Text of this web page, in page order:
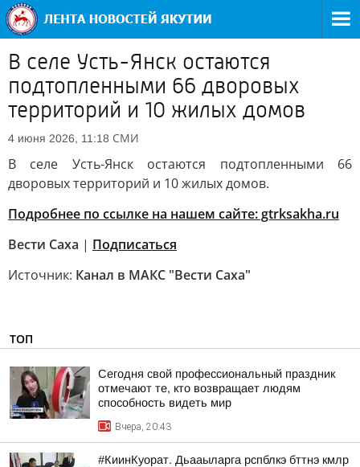
В селе Усть-Янск остаются
подтопленными 66 дворовых
территорий и 10 жилых домов
4 июня 2026, 11:18 СМИ
В селе Усть-Янск остаются подтопленными 66
дворовых территорий и 10 жилых домов.
Подробнее по ссылке на нашем сайте: gtrksakha.ru
Вести Саха | Подписаться
Источник: Канал в МАКС "Вести Саха"
ТОП
Сегодня свой профессиональный праздник
отмечают те, кто возвращает людям
способность видеть мир
Вчера, 20:43
#КиинКуорат. Дьааыларга рспблкэ бттнэ кмлр